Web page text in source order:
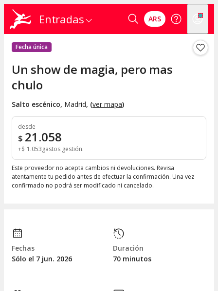
Entradas ARS
Fecha única
Un show de magia, pero mas
chulo
Salto escénico, Madrid, (ver mapa)
desde
$ 21.058
+$ 1.053gastos gestión
Este proveedor no acepta cambios ni devoluciones. Revisa
atentamente tu pedido antes de efectuar la confirmación. Una vez
confirmado no podrá ser modificado ni cancelado.
Fechas
Sólo el 7 jun. 2026
Duración
70 minutos